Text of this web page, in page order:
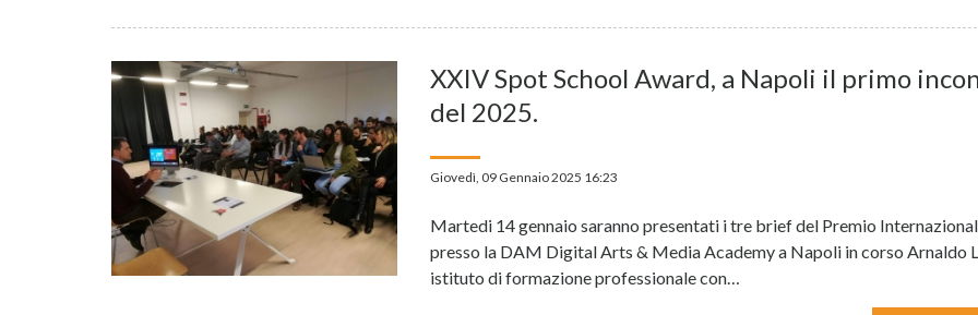
XXIV Spot School Award, a Napoli il primo
del 2025.
Giovedì, 09 Gennaio 2025 16:23
Martedi 14 gennaio saranno presentati i tre brief del Premio
presso la DAM Digital Arts & Media Academy a Napoli in corso Arnaldo
istituto di formazione professionale con…